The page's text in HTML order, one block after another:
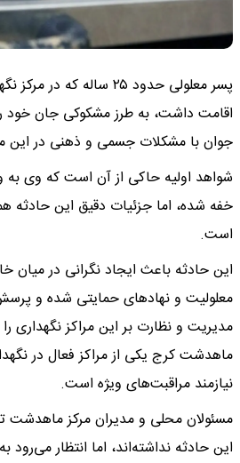
پسر معلولی حدود ۲۵ ساله
اقامت داشت، به طرز مشکوکی جان خود
جوان با مشکلات جسمی و ذهنی در این
شواهد اولیه حاکی از آن است که وی به
خفه شده، اما جزئیات دقیق این
است.
این حادثه باعث ایجاد نگرانی‌ در میان
معلولیت و نهادهای حمایتی شده و
مدیریت و نظارت بر این مراکز نگهداری
ماهدشت کرج یکی از مراکز فعال در
نیازمند مراقبت‌های ویژه است.
مسئولان محلی و مدیران مرکز ماهدشت
این حادثه نداشته‌اند، اما انتظار می‌رود